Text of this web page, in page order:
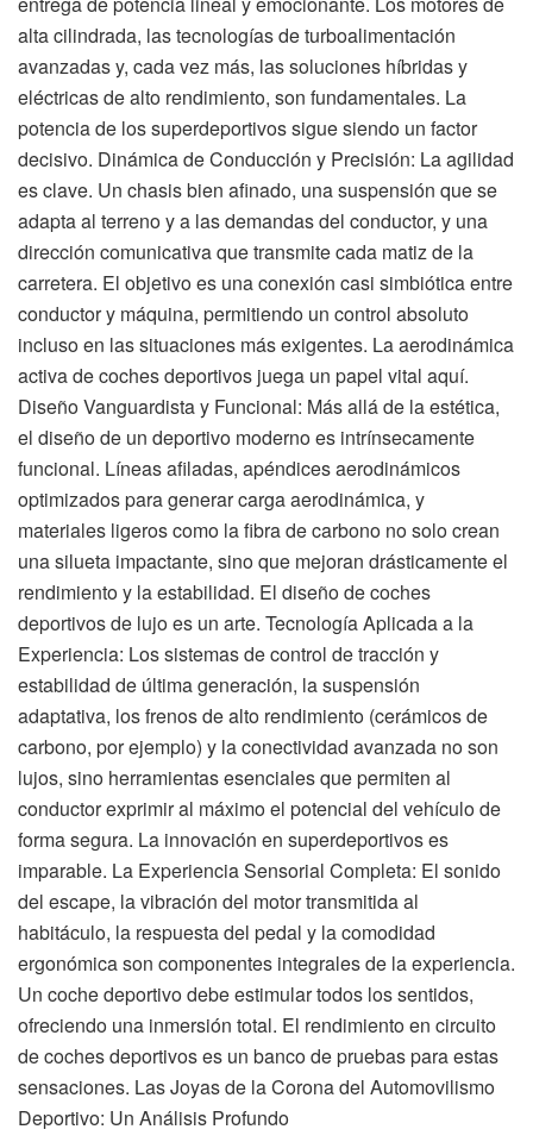
alta cilindrada, las tecnologías de turboalimentación
avanzadas y, cada vez más, las soluciones híbridas y
eléctricas de alto rendimiento, son fundamentales. La
potencia de los superdeportivos sigue siendo un factor
decisivo. Dinámica de Conducción y Precisión: La agilidad
es clave. Un chasis bien afinado, una suspensión que se
adapta al terreno y a las demandas del conductor, y una
dirección comunicativa que transmite cada matiz de la
carretera. El objetivo es una conexión casi simbiótica entre
conductor y máquina, permitiendo un control absoluto
incluso en las situaciones más exigentes. La aerodinámica
activa de coches deportivos juega un papel vital aquí.
Diseño Vanguardista y Funcional: Más allá de la estética,
el diseño de un deportivo moderno es intrínsecamente
funcional. Líneas afiladas, apéndices aerodinámicos
optimizados para generar carga aerodinámica, y
materiales ligeros como la fibra de carbono no solo crean
una silueta impactante, sino que mejoran drásticamente el
rendimiento y la estabilidad. El diseño de coches
deportivos de lujo es un arte. Tecnología Aplicada a la
Experiencia: Los sistemas de control de tracción y
estabilidad de última generación, la suspensión
adaptativa, los frenos de alto rendimiento (cerámicos de
carbono, por ejemplo) y la conectividad avanzada no son
lujos, sino herramientas esenciales que permiten al
conductor exprimir al máximo el potencial del vehículo de
forma segura. La innovación en superdeportivos es
imparable. La Experiencia Sensorial Completa: El sonido
del escape, la vibración del motor transmitida al
habitáculo, la respuesta del pedal y la comodidad
ergonómica son componentes integrales de la experiencia.
Un coche deportivo debe estimular todos los sentidos,
ofreciendo una inmersión total. El rendimiento en circuito
de coches deportivos es un banco de pruebas para estas
sensaciones. Las Joyas de la Corona del Automovilismo
Deportivo: Un Análisis Profundo